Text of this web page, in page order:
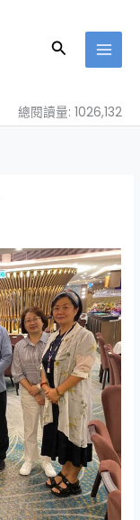
搜
總閱讀量: 1026,132